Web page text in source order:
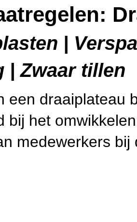
|
| Zwaar tillen
een draaiplateau
bij het
medewerkers bij